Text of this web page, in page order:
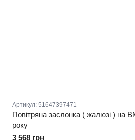
Артикул: 51647397471
Повітряна заслонка ( жалюзі ) на
року
3 568 грн